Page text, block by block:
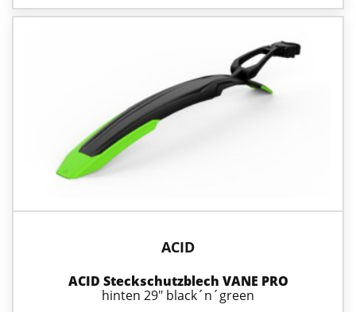
ACID
ACID Steckschutzblech VANE PRO
hinten 29" black´n´green